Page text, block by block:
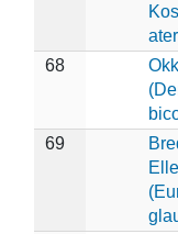
68
69